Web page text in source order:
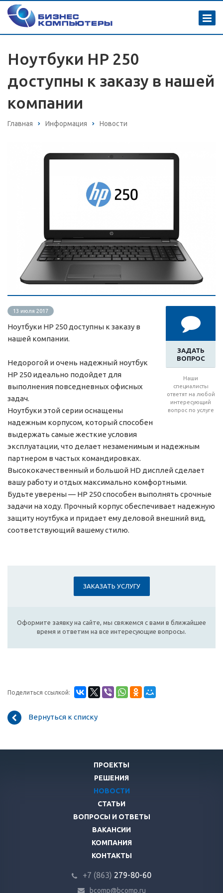
Ноутбуки HP 250
доступны к заказу в нашей
компании
Главная Информация Новости
ЗАДАТЬ
ВОПРОС
Наши
специалисты
ответят на любой
интересующий
вопрос по услуге
13 июля 2017
Ноутбуки HP 250 доступны к заказу в
нашей компании.
Недорогой и очень надежный ноутбук
HP 250 идеально подойдет для
выполнения повседневных офисных
задач.
Ноутбуки этой серии оснащены
надежным корпусом, который способен
выдержать самые жесткие условия
эксплуатации, что делает незаменимым и надежным
партнером в частых командировках.
Высококачественный и большой HD дисплей сделает
вашу работу и отдых максимально комфортными.
Будьте уверены — HP 250 способен выполнять срочные
задачи на ходу. Прочный корпус обеспечивает надежную
защиту ноутбука и придает ему деловой внешний вид,
соответствующий вашему стилю.
ЗАКАЗАТЬ УСЛУГУ
Оформите заявку на сайте, мы свяжемся с вами в ближайшее
время и ответим на все интересующие вопросы.
Поделиться ссылкой:
Вернуться к списку
ПРОЕКТЫ
РЕШЕНИЯ
НОВОСТИ
СТАТЬИ
ВОПРОСЫ И ОТВЕТЫ
ВАКАНСИИ
КОМПАНИЯ
КОНТАКТЫ
+7 (863) 279-80-60
bcomp@bcomp.ru